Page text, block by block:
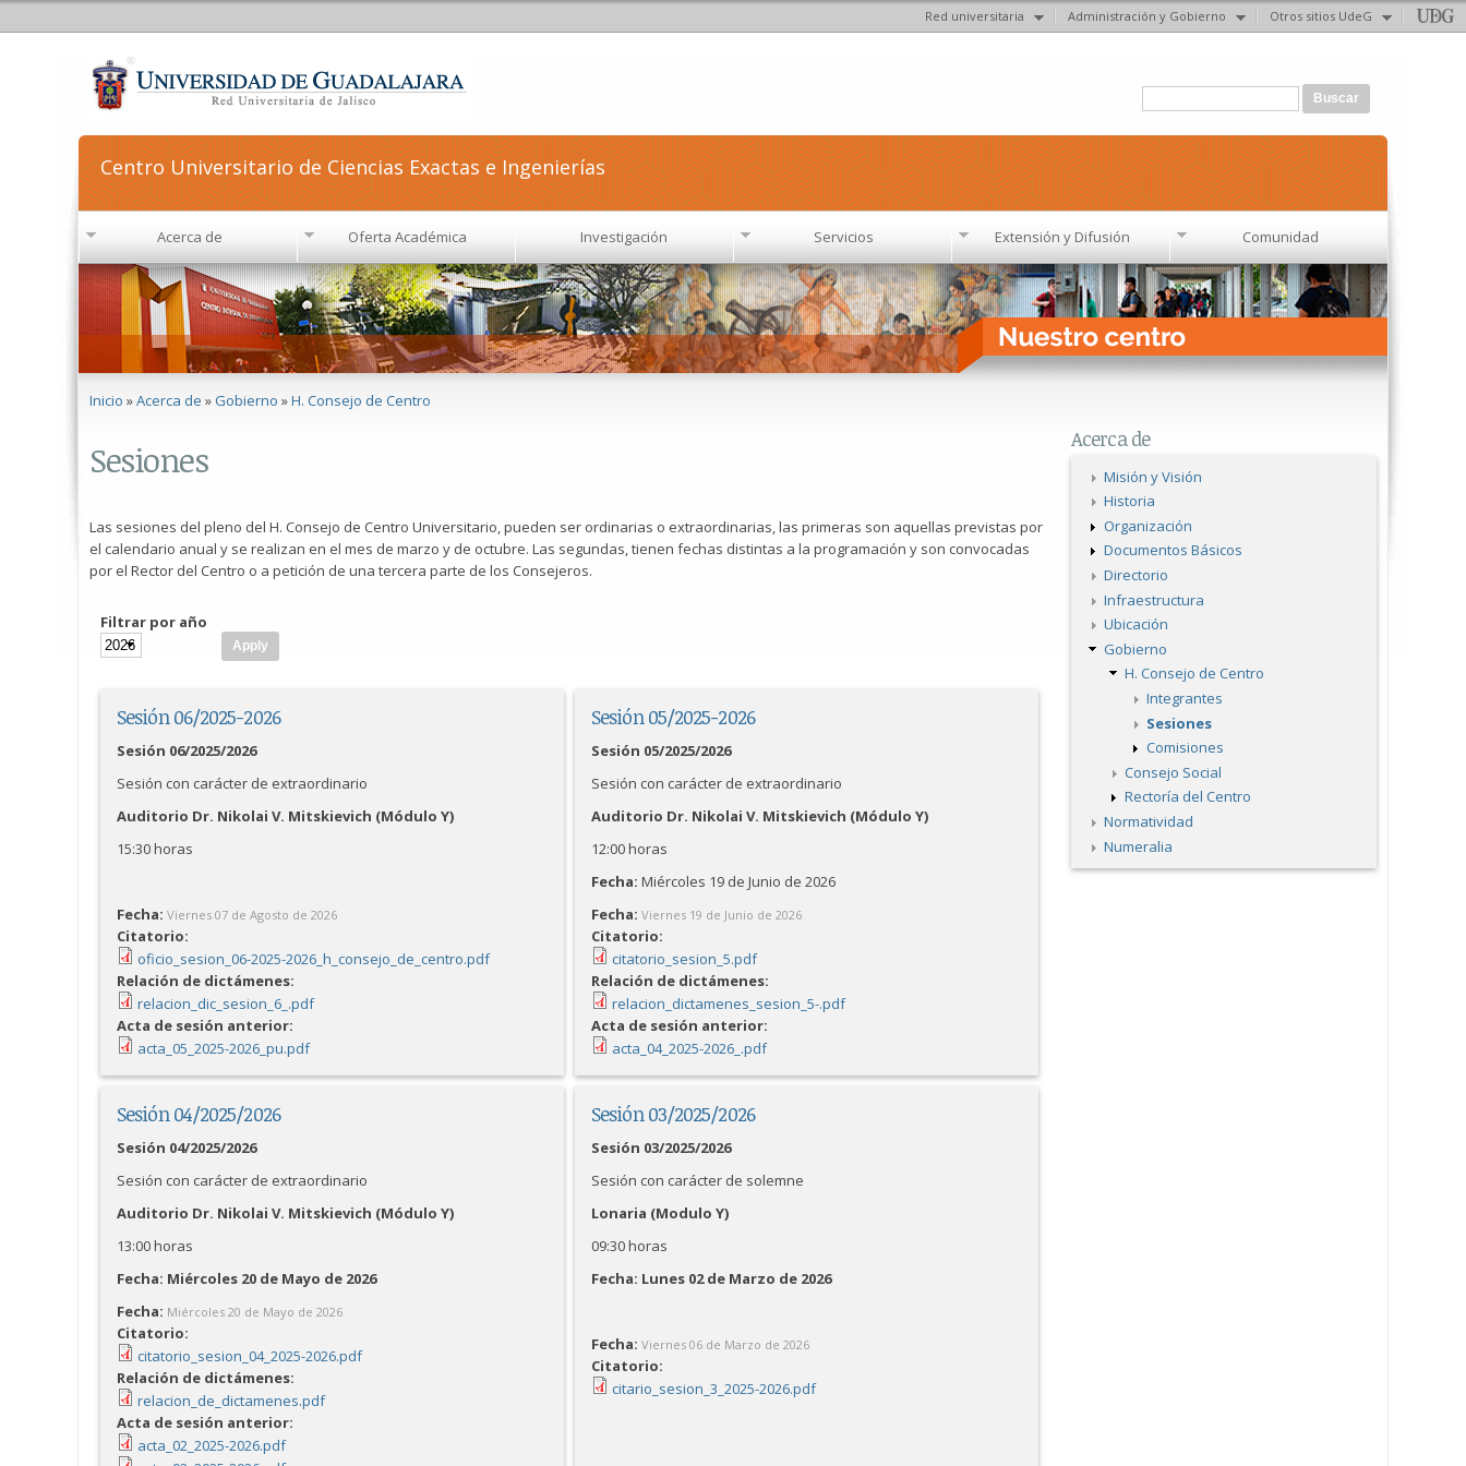
Red universitaria Administración y Gobierno Otros sitios UdeG
Formulario de búsqueda
Centro Universitario de Ciencias Exactas e Ingenierías
Acerca de Oferta Académica Investigación Servicios Extensión y Difusión Comunidad
Inicio »Acerca de »Gobierno »H. Consejo de Centro
Sesiones
Las sesiones del pleno del H. Consejo de Centro Universitario, pueden ser ordinarias o extraordinarias, las primeras son aquellas previstas por
el calendario anual y se realizan en el mes de marzo y de octubre. Las segundas, tienen fechas distintas a la programación y son convocadas
por el Rector del Centro o a petición de una tercera parte de los Consejeros.
Filtrar por año
Year
Sesión 06/2025-2026
Sesión 06/2025/2026
Sesión con carácter de extraordinario
Auditorio Dr. Nikolai V. Mitskievich (Módulo Y)
15:30 horas
Fecha: Viernes 07 de Agosto de 2026
Citatorio:
oficio_sesion_06-2025-2026_h_consejo_de_centro.pdf
Relación de dictámenes:
relacion_dic_sesion_6_.pdf
Acta de sesión anterior:
acta_05_2025-2026_pu.pdf
Sesión 05/2025-2026
Sesión 05/2025/2026
Sesión con carácter de extraordinario
Auditorio Dr. Nikolai V. Mitskievich (Módulo Y)
12:00 horas
Fecha: Miércoles 19 de Junio de 2026
Fecha: Viernes 19 de Junio de 2026
Citatorio:
citatorio_sesion_5.pdf
Relación de dictámenes:
relacion_dictamenes_sesion_5-.pdf
Acta de sesión anterior:
acta_04_2025-2026_.pdf
Sesión 04/2025/2026
Sesión 04/2025/2026
Sesión con carácter de extraordinario
Auditorio Dr. Nikolai V. Mitskievich (Módulo Y)
13:00 horas
Fecha: Miércoles 20 de Mayo de 2026
Fecha: Miércoles 20 de Mayo de 2026
Citatorio:
citatorio_sesion_04_2025-2026.pdf
Relación de dictámenes:
relacion_de_dictamenes.pdf
Acta de sesión anterior:
acta_02_2025-2026.pdf
Sesión 03/2025/2026
Sesión 03/2025/2026
Sesión con carácter de solemne
Lonaria (Modulo Y)
09:30 horas
Fecha: Lunes 02 de Marzo de 2026
Fecha: Viernes 06 de Marzo de 2026
Citatorio:
citario_sesion_3_2025-2026.pdf
Acerca de
Misión y Visión
Historia
Organización
Documentos Básicos
Directorio
Infraestructura
Ubicación
Gobierno
H. Consejo de Centro
Integrantes
Sesiones
Comisiones
Consejo Social
Rectoría del Centro
Normatividad
Numeralia